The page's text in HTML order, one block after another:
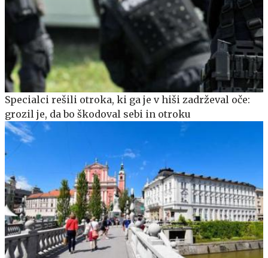
Specialci rešili otroka, ki ga je v hiši zadrževal oče:
grozil je, da bo škodoval sebi in otroku